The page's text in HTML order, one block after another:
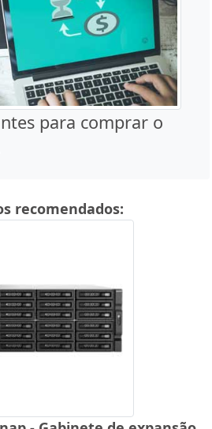
para comprar o
recomendados: